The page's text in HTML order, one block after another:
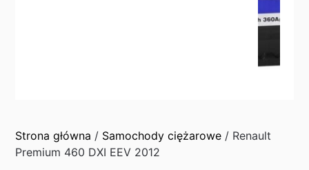
Strona główna / Samochody ciężarowe / Renault
Premium 460 DXI EEV 2012